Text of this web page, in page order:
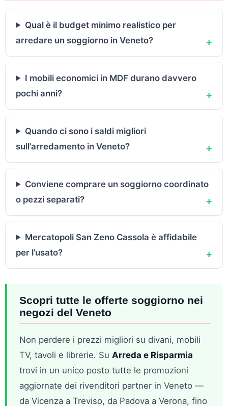
Qual è il budget minimo realistico per
arredare un soggiorno in Veneto?
+
I mobili economici in MDF durano davvero
pochi anni?
+
Quando ci sono i saldi migliori
sull’arredamento in Veneto?
+
Conviene comprare un soggiorno coordinato
o pezzi separati?
+
Mercatopoli San Zeno Cassola è affidabile
per l’usato?
+
Scopri tutte le offerte soggiorno nei
negozi del Veneto
Non perdere i prezzi migliori su divani, mobili
TV, tavoli e librerie. Su Arreda e Risparmia
trovi in un unico posto tutte le promozioni
aggiornate dei rivenditori partner in Veneto —
da Vicenza a Treviso, da Padova a Verona, fino